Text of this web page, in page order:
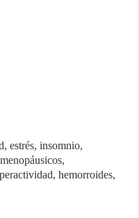
estrés, insomnio,
hemorroides,